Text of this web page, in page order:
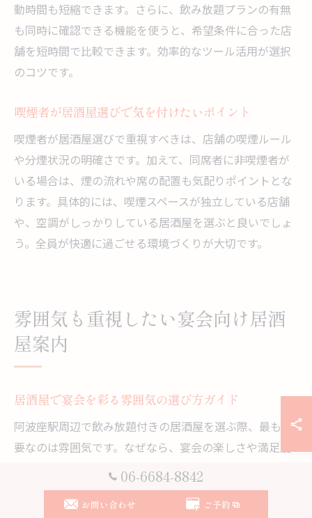
動時間も短縮できます。さらに、飲み放題プランの有無
も同時に確認できる機能を使うと、希望条件に合った店
舗を短時間で比較できます。効率的なツール活用が選択
のコツです。
喫煙者が居酒屋選びで気を付けたいポイント
喫煙者が居酒屋選びで重視すべきは、店舗の喫煙ルール
や分煙状況の明確さです。加えて、同席者に非喫煙者が
いる場合は、煙の流れや席の配置も気配りポイントとな
ります。具体的には、喫煙スペースが独立している店舗
や、空調がしっかりしている居酒屋を選ぶと良いでしょ
う。全員が快適に過ごせる環境づくりが大切です。
雰囲気も重視したい宴会向け居酒
屋案内
居酒屋で宴会を彩る雰囲気の選び方ガイド
阿波座駅周辺で飲み放題付きの居酒屋を選ぶ際、最も重
要なのは雰囲気です。なぜなら、宴会の楽しさや満足度
は空間の印象に大きく左右されるからです。例えば、落
ち着いた照明や洗練されたインテリアが用意された店舗
は、仕事終わりのリラックスタイムやグループ宴会に最
06-6684-8842
お問い合わせ ご予約